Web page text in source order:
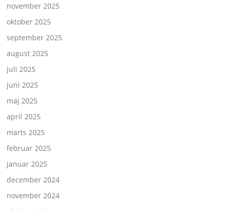
november 2025
oktober 2025
september 2025
august 2025
juli 2025
juni 2025
maj 2025
april 2025
marts 2025
februar 2025
januar 2025
december 2024
november 2024